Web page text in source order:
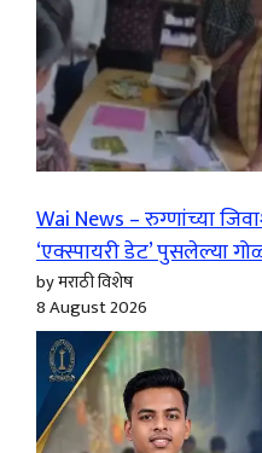
Wai News – रुग्णांच्या
‘एक्स्पायरी डेट’ पुसलेल्या
by मराठी विशेष
8 August 2026